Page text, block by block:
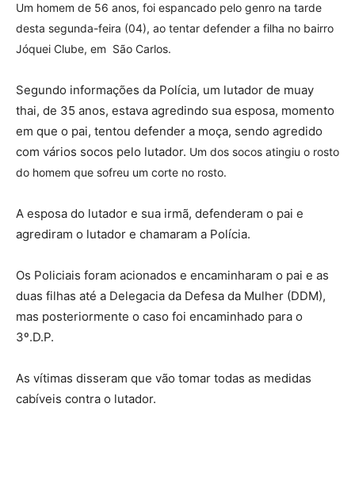
Um homem de 56 anos, foi espancado pelo genro na tarde
desta segunda-feira (04), ao tentar defender a filha no bairro
Jóquei Clube, em São Carlos.
Segundo informações da Polícia, um lutador de muay
thai, de 35 anos, estava agredindo sua esposa, momento
em que o pai, tentou defender a moça, sendo agredido
com vários socos pelo lutador. Um dos socos atingiu o rosto
do homem que sofreu um corte no rosto.
A esposa do lutador e sua irmã, defenderam o pai e
agrediram o lutador e chamaram a Polícia.
Os Policiais foram acionados e encaminharam o pai e as
duas filhas até a Delegacia da Defesa da Mulher (DDM),
mas posteriormente o caso foi encaminhado para o
3º.D.P.
As vítimas disseram que vão tomar todas as medidas
cabíveis contra o lutador.